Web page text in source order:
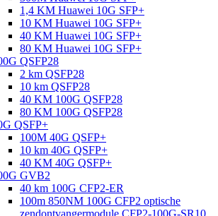
1,4 KM Huawei 10G SFP+
10 KM Huawei 10G SFP+
40 KM Huawei 10G SFP+
80 KM Huawei 10G SFP+
QSFP28
2 km QSFP28
10 km QSFP28
40 KM 100G QSFP28
80 KM 100G QSFP28
QSFP+
100M 40G QSFP+
10 km 40G QSFP+
40 KM 40G QSFP+
GVB2
40 km 100G CFP2-ER
100m 850NM 100G CFP2 optische
zendontvangermodule CFP2-100G-SR10